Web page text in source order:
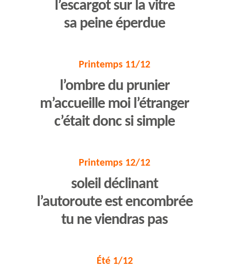
l’escargot sur la vitre
sa peine éperdue
Printemps 11/12
l’ombre du prunier
m’accueille moi l’étranger
c’était donc si simple
Printemps 12/12
soleil déclinant
l’autoroute est encombrée
tu ne viendras pas
Été 1/12